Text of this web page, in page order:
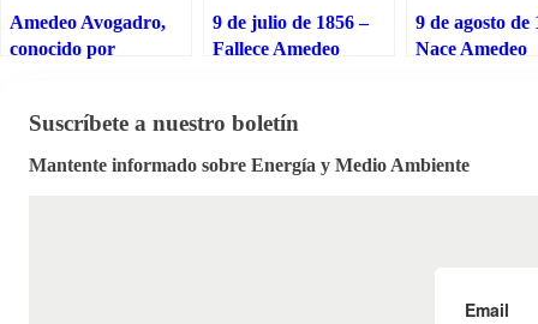
Amedeo Avogadro,
conocido por
9 de julio de 1856 –
Fallece Amedeo
la famosa Ley de
Avogadro
9 de agosto de
Nace Amedeo
Avogadro
Suscríbete a nuestro boletín
Mantente informado sobre Energía y Medio Ambiente